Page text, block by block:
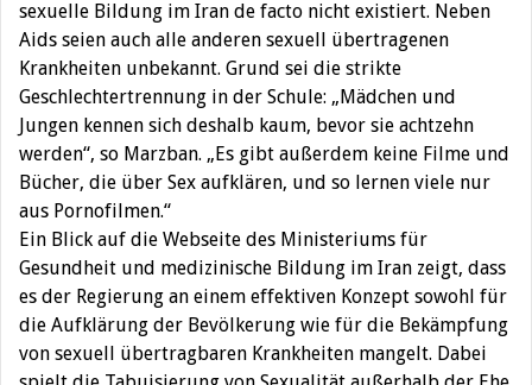
sexuelle Bildung im Iran de facto nicht existiert. Neben
Aids seien auch alle anderen sexuell übertragenen
Krankheiten unbekannt. Grund sei die strikte
Geschlechtertrennung in der Schule: „Mädchen und
Jungen kennen sich deshalb kaum, bevor sie achtzehn
werden“, so Marzban. „Es gibt außerdem keine Filme und
Bücher, die über Sex aufklären, und so lernen viele nur
aus Pornofilmen.“
Ein Blick auf die Webseite des Ministeriums für
Gesundheit und medizinische Bildung im Iran zeigt, dass
es der Regierung an einem effektiven Konzept sowohl für
die Aufklärung der Bevölkerung wie für die Bekämpfung
von sexuell übertragbaren Krankheiten mangelt. Dabei